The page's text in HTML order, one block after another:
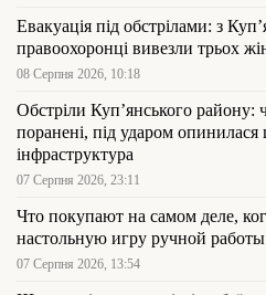
Евакуація під обстрілами: з
правоохоронці вивезли трьох
08 Серпня 2026, 10:18
Обстріли Куп’янського
поранені, під ударом опинилася
інфраструктура
07 Серпня 2026, 23:11
Что покупают на самом деле,
настольную игру ручной работы
07 Серпня 2026, 13:54